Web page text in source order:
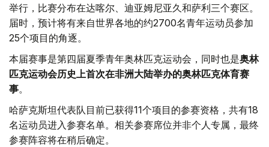
举行，比赛分布在达喀尔、迪亚姆尼亚久和萨利三个赛区。
届时，预计将有来自世界各地的约2700名青年运动员参加
25个项目的角逐。
本届赛事是第四届夏季青年奥林匹克运动会，同时也是奥林
匹克运动会历史上首次在非洲大陆举办的奥林匹克体育赛
事。
哈萨克斯坦代表队目前已获得11个项目的参赛资格，共有18
名运动员进入参赛名单。相关参赛席位并非个人专属，最终
参赛阵容将在稍后确定。